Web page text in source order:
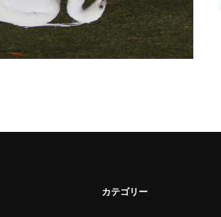
カテゴリー